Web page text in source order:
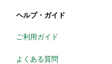
ヘルプ・ガイド
ご利用ガイド
よくある質問